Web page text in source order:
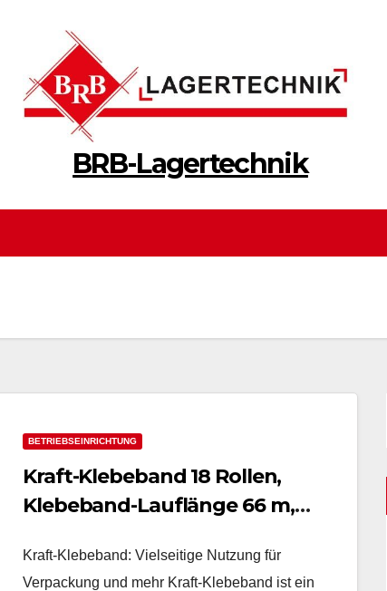
BRB-Lagertechnik
BETRIEBSEINRICHTUNG
Kraft-Klebeband 18 Rollen,
Klebeband-Lauflänge 66 m,
Kraft-Klebeband: Vielseitige Nutzung für
Verpackung und mehr Kraft-Klebeband ist ein